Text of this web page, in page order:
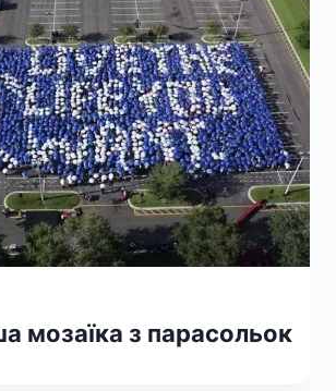
мозаїка з парасольок